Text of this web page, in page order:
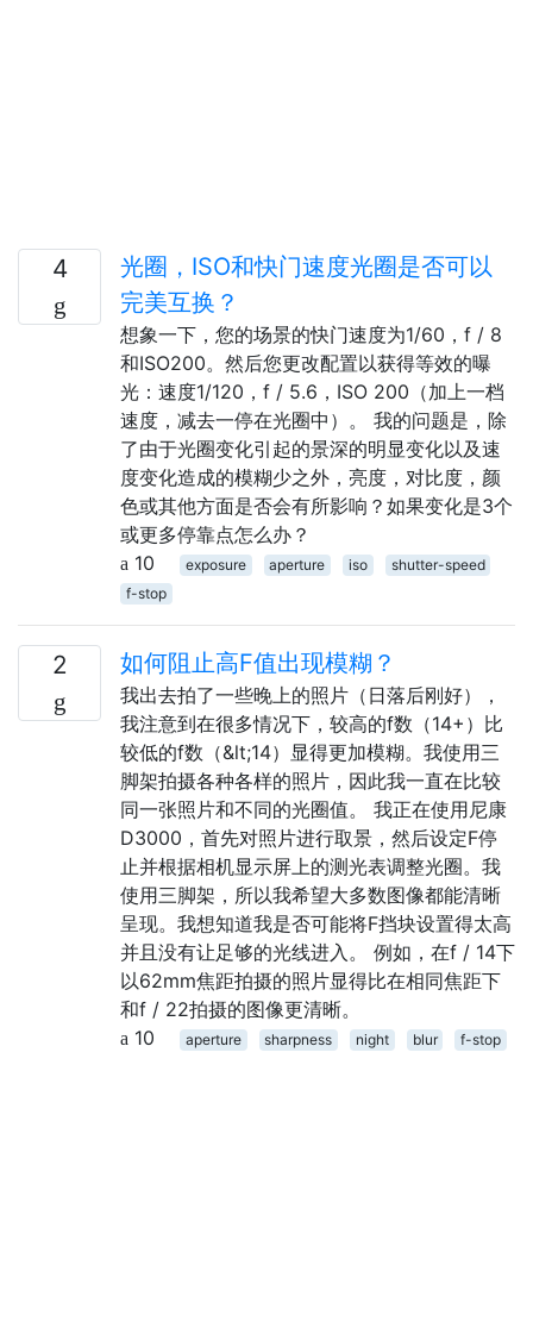
4
光圈，ISO和快门速度光圈是否可以
完美互换？
想象一下，您的场景的快门速度为1/60，f / 8
和ISO200。然后您更改配置以获得等效的曝
光：速度1/120，f / 5.6，ISO 200（加上一档
速度，减去一停在光圈中）。 我的问题是，除
了由于光圈变化引起的景深的明显变化以及速
度变化造成的模糊少之外，亮度，对比度，颜
色或其他方面是否会有所影响？如果变化是3个
或更多停靠点怎么办？
10
exposure aperture iso
shutter-speed
f-stop
2 如何阻止高F值出现模糊？
我出去拍了一些晚上的照片（日落后刚好），
我注意到在很多情况下，较高的f数（14+）比
较低的f数（&lt;14）显得更加模糊。我使用三
脚架拍摄各种各样的照片，因此我一直在比较
同一张照片和不同的光圈值。 我正在使用尼康
D3000，首先对照片进行取景，然后设定F停
止并根据相机显示屏上的测光表调整光圈。我
使用三脚架，所以我希望大多数图像都能清晰
呈现。我想知道我是否可能将F挡块设置得太高
并且没有让足够的光线进入。 例如，在f / 14下
以62mm焦距拍摄的照片显得比在相同焦距下
和f / 22拍摄的图像更清晰。
10
aperture sharpness night blur f-stop